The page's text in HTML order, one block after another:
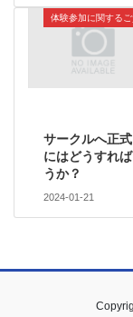
体験参加に関するご
サークルへ正
にはどうすれ
うか？
2024-01-21